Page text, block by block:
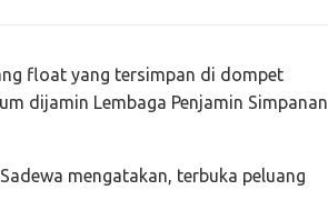
float yang tersimpan di dompet
dijamin Lembaga Penjamin Simpanan
mengatakan, terbuka peluang